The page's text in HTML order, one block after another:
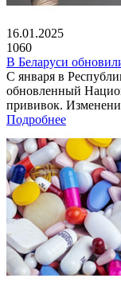
16.01.2025
1060
В Беларуси
С января в
обновленный
прививок.
Подробнее